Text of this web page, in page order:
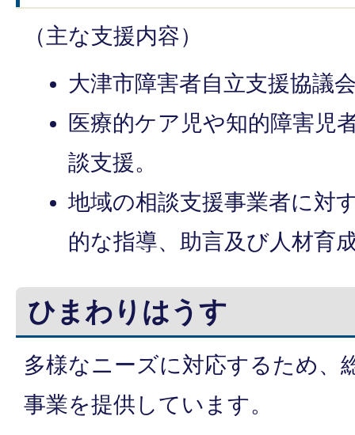
（主な支援内容）
大津市障害者自立支援協議
医療的ケア児や知的障害児
談支援。
地域の相談支援事業者に対
的な指導、助言及び人材育
ひまわりはうす
多様なニーズに対応するため、
事業を提供しています。